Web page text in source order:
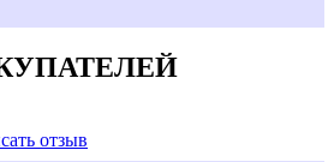
отзыв